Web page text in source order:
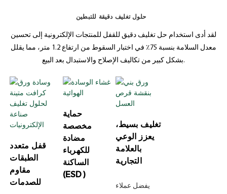
حلول تغليف دقيقة للتبطين
لقد أدى استخدام حل تغليف دقيق للقفل للمنتجات الإلكترونية إلى تحسين
معدل السلامة بنسبة 75٪ في اختبار السقوط من ارتفاع 1.2 متر، مما يقلل
بشكل كبير من تكاليف الإصلاح والاستبدال بعد البيع.
قفل متعدد
الطبقات
مقاوم
للصدمات
حماية
مخصصة
مضادة
للكهرباء
الساكنة
(ESD)
تغليف بسيط،
يعزز الوعي
بالعلامة
التجارية
يفضل عملاء